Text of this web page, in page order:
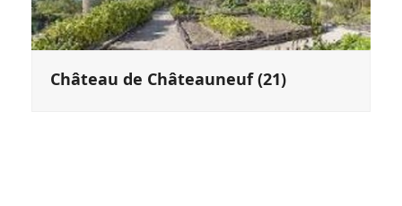
Château de Châteauneuf (21)